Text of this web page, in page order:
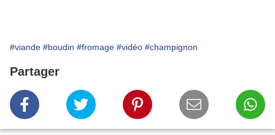
#viande #boudin #fromage #vidéo #champignon
Partager